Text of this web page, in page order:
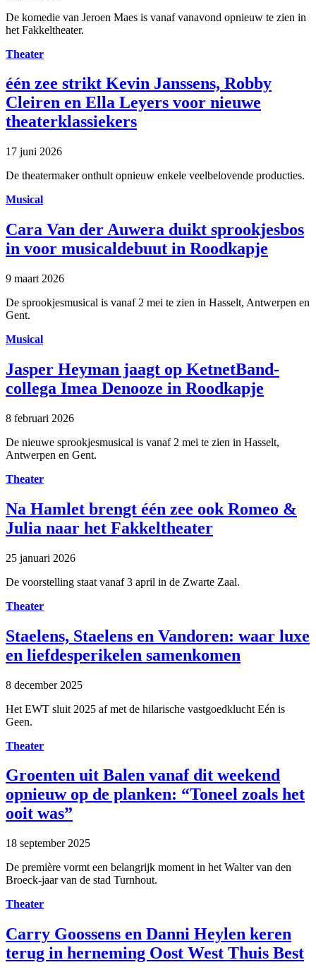
De komedie van Jeroen Maes is vanaf vanavond opnieuw te zien in
het Fakkeltheater.
Theater
één zee strikt Kevin Janssens, Robby
Cleiren en Ella Leyers voor nieuwe
theaterklassiekers
17 juni 2026
De theatermaker onthult opnieuw enkele veelbelovende producties.
Musical
Cara Van der Auwera duikt sprookjesbos
in voor musicaldebuut in Roodkapje
9 maart 2026
De sprookjesmusical is vanaf 2 mei te zien in Hasselt, Antwerpen en
Gent.
Musical
Jasper Heyman jaagt op KetnetBand-
collega Imea Denooze in Roodkapje
8 februari 2026
De nieuwe sprookjesmusical is vanaf 2 mei te zien in Hasselt,
Antwerpen en Gent.
Theater
Na Hamlet brengt één zee ook Romeo &
Julia naar het Fakkeltheater
25 januari 2026
De voorstelling staat vanaf 3 april in de Zwarte Zaal.
Theater
Staelens, Staelens en Vandoren: waar luxe
en liefdesperikelen samenkomen
8 december 2025
Het EWT sluit 2025 af met de hilarische vastgoedklucht Eén is
Geen.
Theater
Groenten uit Balen vanaf dit weekend
opnieuw op de planken: “Toneel zoals het
ooit was”
18 september 2025
De première vormt een belangrijk moment in het Walter van den
Broeck-jaar van de stad Turnhout.
Theater
Carry Goossens en Danni Heylen keren
terug in herneming Oost West Thuis Best